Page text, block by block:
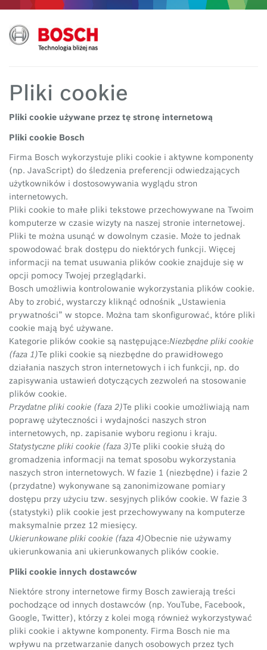
Pliki cookie
Pliki cookie używane przez tę stronę internetową
Pliki cookie Bosch
Firma Bosch wykorzystuje pliki cookie i aktywne komponenty
(np. JavaScript) do śledzenia preferencji odwiedzających
użytkowników i dostosowywania wyglądu stron
internetowych.
Pliki cookie to małe pliki tekstowe przechowywane na Twoim
komputerze w czasie wizyty na naszej stronie internetowej.
Pliki te można usunąć w dowolnym czasie. Może to jednak
spowodować brak dostępu do niektórych funkcji. Więcej
informacji na temat usuwania plików cookie znajduje się w
opcji pomocy Twojej przeglądarki.
Bosch umożliwia kontrolowanie wykorzystania plików cookie.
Aby to zrobić, wystarczy kliknąć odnośnik „Ustawienia
prywatności” w stopce. Można tam skonfigurować, które pliki
cookie mają być używane.
Kategorie plików cookie są następujące:Niezbędne pliki cookie
(faza 1)Te pliki cookie są niezbędne do prawidłowego
działania naszych stron internetowych i ich funkcji, np. do
zapisywania ustawień dotyczących zezwoleń na stosowanie
plików cookie.
Przydatne pliki cookie (faza 2)Te pliki cookie umożliwiają nam
poprawę użyteczności i wydajności naszych stron
internetowych, np. zapisanie wyboru regionu i kraju.
Statystyczne pliki cookie (faza 3)Te pliki cookie służą do
gromadzenia informacji na temat sposobu wykorzystania
naszych stron internetowych. W fazie 1 (niezbędne) i fazie 2
(przydatne) wykonywane są zanonimizowane pomiary
dostępu przy użyciu tzw. sesyjnych plików cookie. W fazie 3
(statystyki) plik cookie jest przechowywany na komputerze
maksymalnie przez 12 miesięcy.
Ukierunkowane pliki cookie (faza 4)Obecnie nie używamy
ukierunkowania ani ukierunkowanych plików cookie.
Pliki cookie innych dostawców
Niektóre strony internetowe firmy Bosch zawierają treści
pochodzące od innych dostawców (np. YouTube, Facebook,
Google, Twitter), którzy z kolei mogą również wykorzystywać
pliki cookie i aktywne komponenty. Firma Bosch nie ma
wpływu na przetwarzanie danych osobowych przez tych